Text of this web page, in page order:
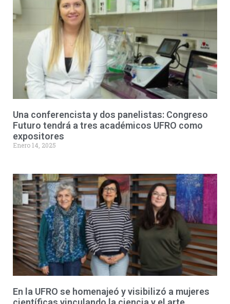
Una conferencista y dos panelistas: Congreso
Futuro tendrá a tres académicos UFRO como
expositores
Enero 14, 2025
En la UFRO se homenajeó y visibilizó a mujeres